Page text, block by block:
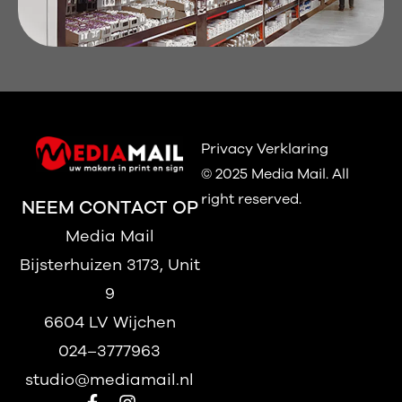
NEEM CONTACT OP
Media Mail
Bijsterhuizen 3173, Unit
9
6604 LV Wijchen
024–3777963
studio@mediamail.nl
Privacy Verklaring
© 2025 Media Mail.All
right reserved.